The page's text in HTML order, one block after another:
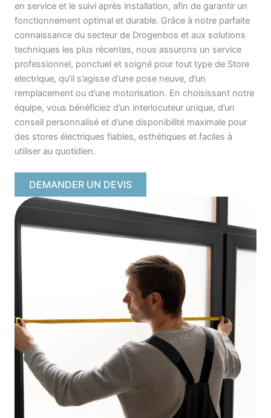
en service et le suivi après installation, afin de garantir un
fonctionnement optimal et durable. Grâce à notre parfaite
connaissance du secteur de Drogenbos et aux solutions
techniques les plus récentes, nous assurons un service
professionnel, ponctuel et soigné pour tout type de Store
electrique, qu’il s’agisse d’une pose neuve, d’un
remplacement ou d’une motorisation. En choisissant notre
équipe, vous bénéficiez d’un interlocuteur unique, d’un
conseil personnalisé et d’une disponibilité maximale pour
des stores électriques fiables, esthétiques et faciles à
utiliser au quotidien.
DEMANDER UN DEVIS